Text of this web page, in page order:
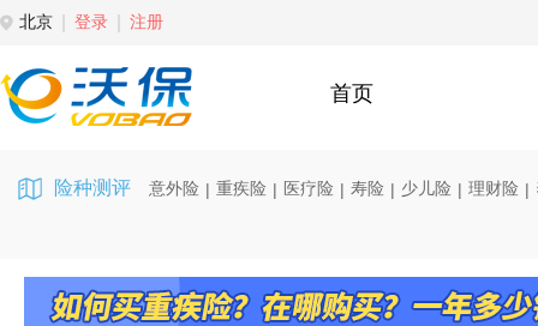
北京 登录 注册
首页
险种测评 意外险 | 重疾险 | 医疗险 | 寿险 | 少儿险 | 理财险 |